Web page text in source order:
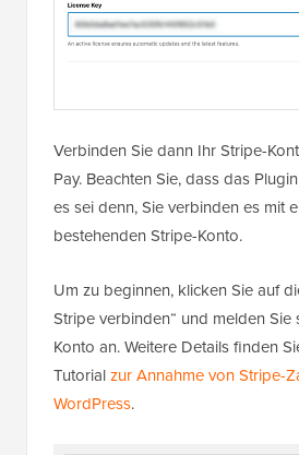
Verbinden Sie dann Ihr Stripe-
Pay. Beachten Sie, dass das
es sei denn, Sie verbinden es mit
bestehenden Stripe-Konto.
Um zu beginnen, klicken Sie auf
Stripe verbinden“ und melden Sie
Konto an. Weitere Details finden
Tutorialzur Annahme von Stripe-
WordPress.